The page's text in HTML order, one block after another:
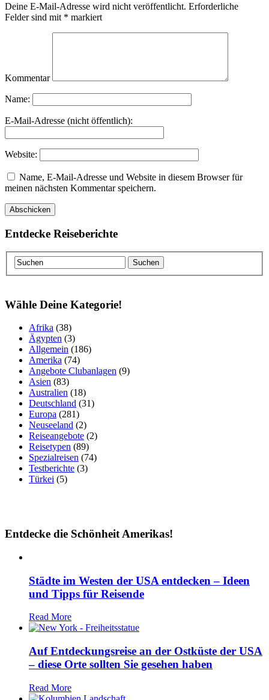
Deine E-Mail-Adresse wird nicht veröffentlicht. Erforderliche
Felder sind mit * markiert
Kommentar
Name:
E-Mail-Adresse (nicht öffentlich):
Website:
Name, E-Mail-Adresse und Website in diesem Browser für
meinen nächsten Kommentar speichern.
Entdecke Reiseberichte
Wähle Deine Kategorie!
Afrika (38)
Ägypten (3)
Allgemein (186)
Amerika (74)
Angebote Clubanlagen (9)
Asien (83)
Australien (18)
Deutschland (31)
Europa (281)
Neuseeland (2)
Reiseangebote (2)
Reisetypen (89)
Spezialreisen (74)
Testberichte (3)
Türkei (5)
Entdecke die Schönheit Amerikas!
Städte im Westen der USA entdecken – Ideen
und Tipps für Reisende
Read More
Auf Entdeckungsreise an der Ostküste der USA
– diese Orte sollten Sie gesehen haben
Read More